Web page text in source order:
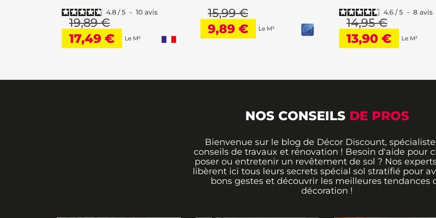
✓ Épaisseur 8 mm
✓ Décor chêne antique Volcano
nos conseils pratiques d'installationpour réussir
4.8/5 - 10 avis
19,89 €
17,49 € Le M²
15,99 €
9,89 € Le M²
4.6/5 - 8 avis
14,95 €
13,90 € Le M²
NOS CONSEILS DE PROS
Bienvenue sur le blog de Décor Discount,
conseils de travaux et rénovation ! Besoin d'aide pour
poser ou entretenir un revêtement de sol ? Nos
libèrent ici tous leurs secrets spécial sol stratifié pour
bons gestes et découvrir les meilleures tendances
décoration !